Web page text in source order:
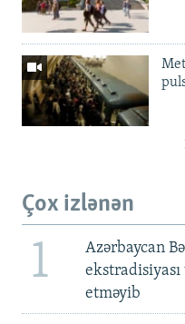
Çox izlənən
1
Azərbaycan
etməyib